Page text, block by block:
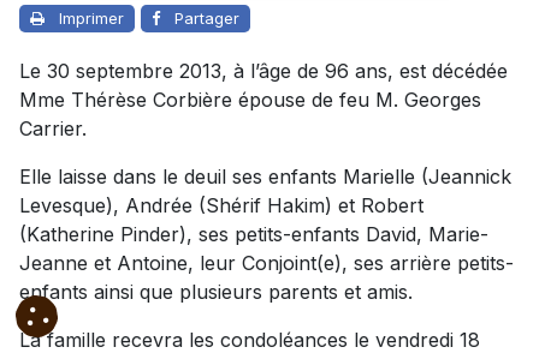
Imprimer Partager
Le 30 septembre 2013, à l’âge de 96 ans, est décédée
Mme Thérèse Corbière épouse de feu M. Georges
Carrier.
Elle laisse dans le deuil ses enfants Marielle (Jeannick
Levesque), Andrée (Shérif Hakim) et Robert
(Katherine Pinder), ses petits-enfants David, Marie-
Jeanne et Antoine, leur Conjoint(e), ses arrière petits-
enfants ainsi que plusieurs parents et amis.
La famille recevra les condoléances le vendredi 18